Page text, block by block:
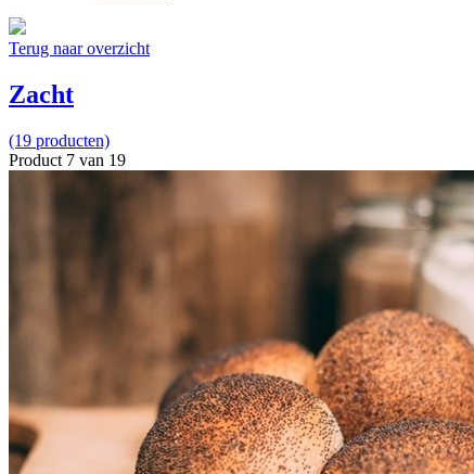
Terug naar overzicht
Zacht
(19 producten)
Product 7 van 19